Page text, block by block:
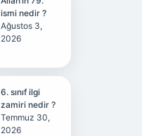
ismi nedir ?
Ağustos 3,
2026
6. sınıf ilgi
zamiri nedir ?
Temmuz 30,
2026